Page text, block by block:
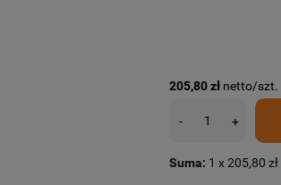
205,80 zł netto/szt.
- +
Suma: 1 x205,80 zł